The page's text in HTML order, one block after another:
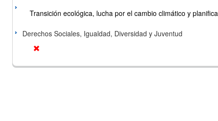
Transición ecológica, lucha por el cambio climático y
Derechos Sociales, Igualdad, Diversidad y Juventud